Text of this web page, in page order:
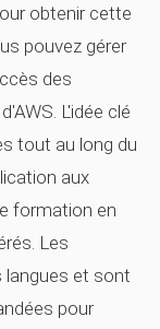
obtenir cette
pouvez gérer
des
L'idée clé
tout au long du
aux
formation en
Les
langues et sont
pour